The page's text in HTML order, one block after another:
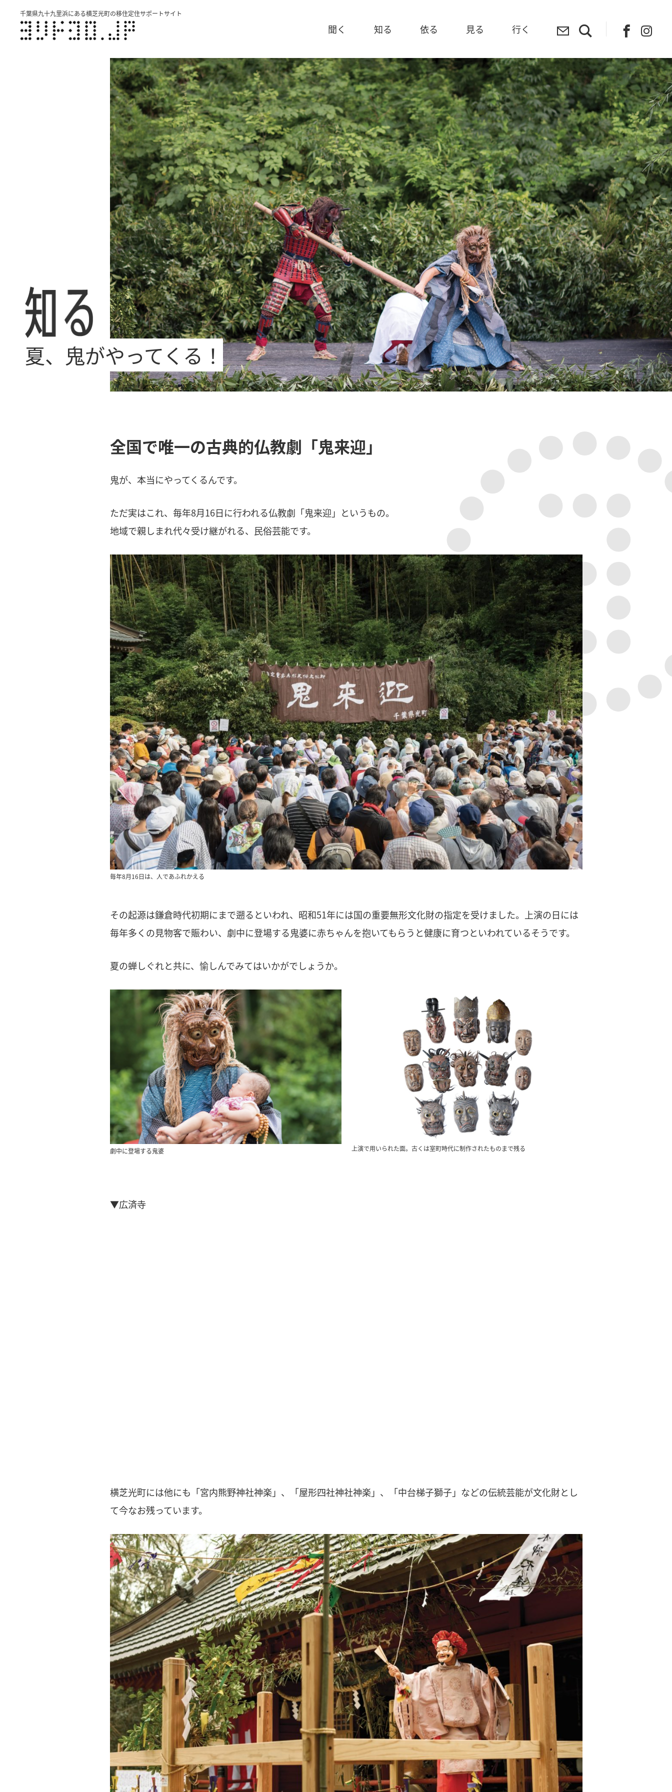
千葉県九十九里浜にある横芝光町の移住定住サポートサイト
聞く 知る 依る 見る 行く
夏、鬼がやってくる！
全国で唯一の古典的仏教劇「鬼来迎」
鬼が、本当にやってくるんです。
ただ実はこれ、毎年8月16日に行われる仏教劇「鬼来迎」というもの。
地域で親しまれ代々受け継がれる、民俗芸能です。
毎年8月16日は、人であふれかえる
その起源は鎌倉時代初期にまで遡るといわれ、昭和51年には国の重要無形文化財の指定を受けました。上演の日には
毎年多くの見物客で賑わい、劇中に登場する鬼婆に赤ちゃんを抱いてもらうと健康に育つといわれているそうです。
夏の蝉しぐれと共に、愉しんでみてはいかがでしょうか。
劇中に登場する鬼婆 上演で用いられた面。古くは室町時代に制作されたものまで残る
▼広済寺
横芝光町には他にも「宮内熊野神社神楽」、「屋形四社神社神楽」、「中台梯子獅子」などの伝統芸能が文化財とし
て今なお残っています。